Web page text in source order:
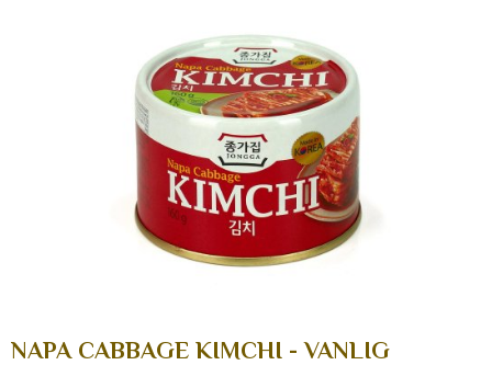
NAPA CABBAGE KIMCHI - VANLIG